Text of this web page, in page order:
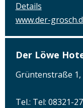
Details
www.der-
Der Löwe
Grüntenstraße
Tel.: Tel: 08321-